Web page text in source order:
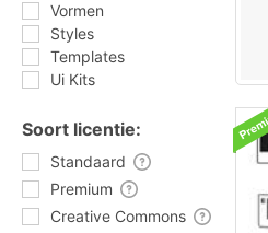
Vormen
Styles
Templates
Ui Kits
Soort licentie:
Standaard
Premium
Creative Commons